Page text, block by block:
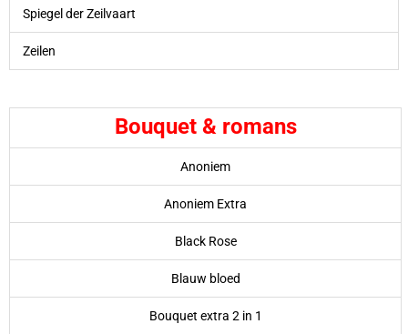
Spiegel der Zeilvaart
Zeilen
Bouquet & romans
Anoniem
Anoniem Extra
Black Rose
Blauw bloed
Bouquet extra 2 in 1